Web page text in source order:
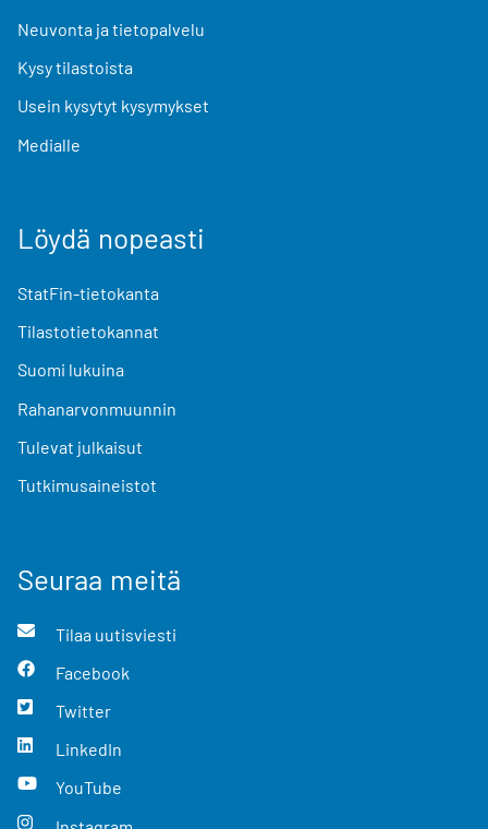
Neuvonta ja tietopalvelu
Kysy tilastoista
Usein kysytyt kysymykset
Medialle
Löydä nopeasti
StatFin-tietokanta
Tilastotietokannat
Suomi lukuina
Rahanarvonmuunnin
Tulevat julkaisut
Tutkimusaineistot
Seuraa meitä
Tilaa uutisviesti
Facebook
Twitter
LinkedIn
YouTube